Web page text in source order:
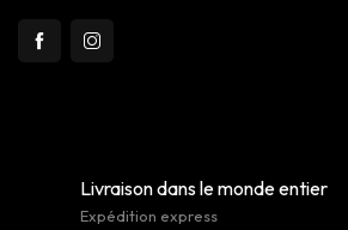
Livraison dans le monde entier
Expédition express